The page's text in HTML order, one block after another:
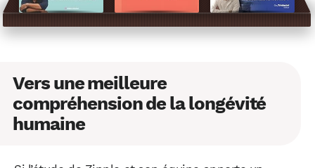
Vers une meilleure
compréhension de la longévité
humaine